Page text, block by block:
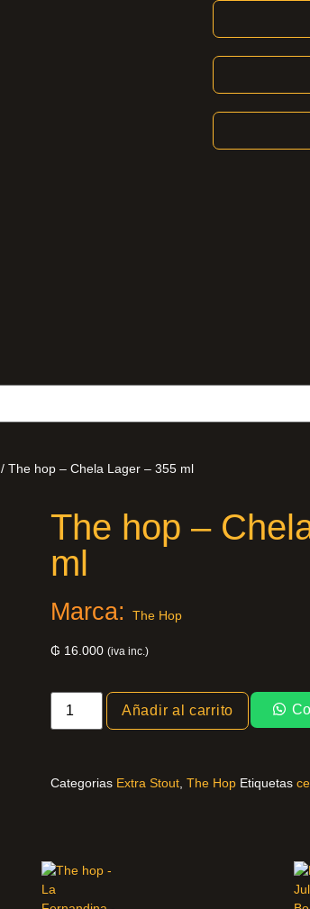
/ The hop – Chela Lager – 355 ml
The hop –
ml
Marca: The Hop
₲ 16.000 (iva inc.)
Añadir al carrito
Categorias Extra Stout The Hop Etiquetas